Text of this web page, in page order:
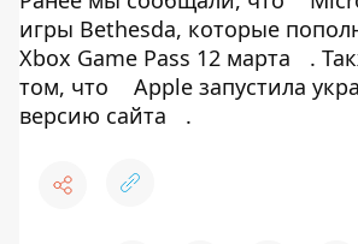
игры Bethesda, которые
Xbox Game Pass 12 марта
.
том, что
Apple запустила
версию сайта
.